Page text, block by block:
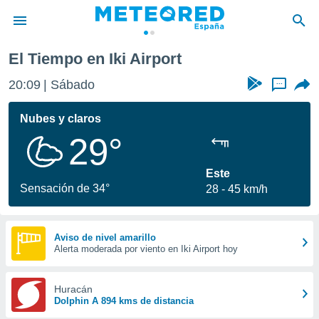
de
por
se
calidad.
a este
las
y
digital
basada
El Tiempo en Iki Airport
20:09 Sábado ...
Nubes y claros
29°
Sensación de 34°
Este
28
45 km/h
Aviso de nivel amarillo
Alerta moderada por viento en Iki Airport hoy
Huracán
Dolphin A 894 kms de distancia